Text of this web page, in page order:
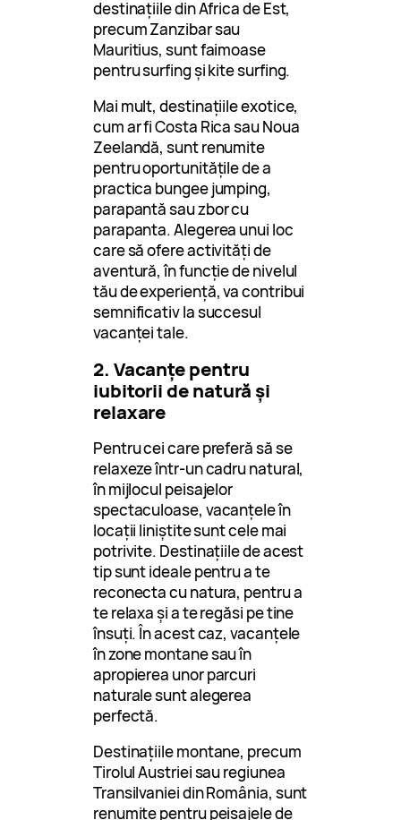
destinațiile din Africa de Est,
precum Zanzibar sau
Mauritius, sunt faimoase
pentru surfing și kite surfing.
Mai mult, destinațiile exotice,
cum ar fi Costa Rica sau Noua
Zeelandă, sunt renumite
pentru oportunitățile de a
practica bungee jumping,
parapantă sau zbor cu
parapanta. Alegerea unui loc
care să ofere activități de
aventură, în funcție de nivelul
tău de experiență, va contribui
semnificativ la succesul
vacanței tale.
2. Vacanțe pentru
iubitorii de natură și
relaxare
Pentru cei care preferă să se
relaxeze într-un cadru natural,
în mijlocul peisajelor
spectaculoase, vacanțele în
locații liniștite sunt cele mai
potrivite. Destinațiile de acest
tip sunt ideale pentru a te
reconecta cu natura, pentru a
te relaxa și a te regăsi pe tine
însuți. În acest caz, vacanțele
în zone montane sau în
apropierea unor parcuri
naturale sunt alegerea
perfectă.
Destinațiile montane, precum
Tirolul Austriei sau regiunea
Transilvaniei din România, sunt
renumite pentru peisajele de